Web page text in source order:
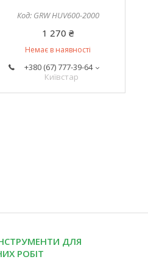
GRW HUV600-2000
1 270 ₴
Немає в наявності
+380 (67) 777-39-64
Київстар
ДЛЯ
РОБІТ